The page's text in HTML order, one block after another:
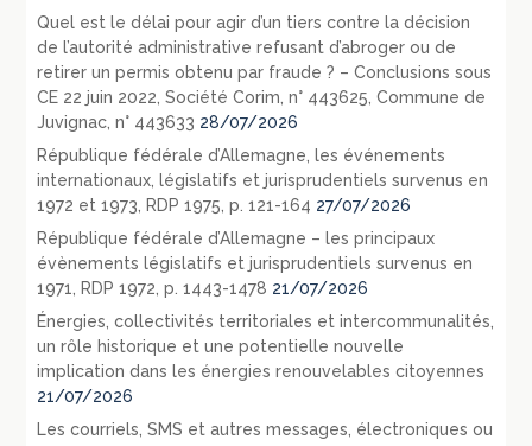
Quel est le délai pour agir d’un tiers contre la décision
de l’autorité administrative refusant d’abroger ou de
retirer un permis obtenu par fraude ? – Conclusions sous
CE 22 juin 2022, Société Corim, n° 443625, Commune de
Juvignac, n° 443633 28/07/2026
République fédérale d’Allemagne, les événements
internationaux, législatifs et jurisprudentiels survenus en
1972 et 1973, RDP 1975, p. 121-164 27/07/2026
République fédérale d’Allemagne – les principaux
évènements législatifs et jurisprudentiels survenus en
1971, RDP 1972, p. 1443-1478 21/07/2026
Énergies, collectivités territoriales et intercommunalités,
un rôle historique et une potentielle nouvelle
implication dans les énergies renouvelables citoyennes
21/07/2026
Les courriels, SMS et autres messages, électroniques ou